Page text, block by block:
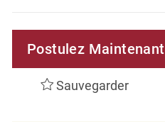
Postulez Maintenant
Sauvegarder